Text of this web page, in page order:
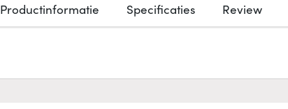
Productinformatie Specificaties Review